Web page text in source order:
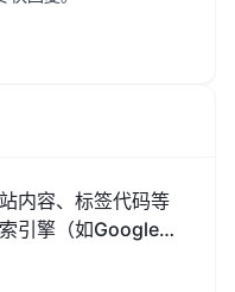
内容、标签代码等
引擎（如Google、
中排名更靠前，从